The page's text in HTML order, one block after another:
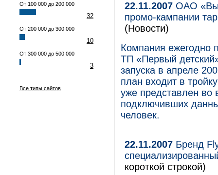
От 100 000 до 200 000
32
От 200 000 до 300 000
10
От 300 000 до 500 000
3
Все типы сайтов
22.11.2007 ОАО
промо-кампании
(Новости)
Компания ежегодно
ТП «Первый
запуска в апреле
план входит в
уже представлен во
подключивших
человек.
22.11.2007 Бренд
короткой строкой)